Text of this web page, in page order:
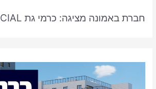
c
חברת באמונה מציגה: כרמי גת SPECIAL